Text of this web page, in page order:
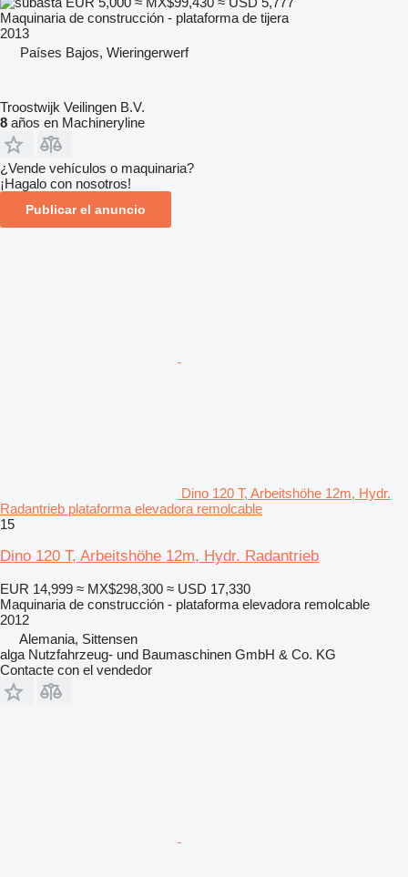
Maquinaria de construcción - plataforma de tijera
2013
Países Bajos, Wieringerwerf
Troostwijk Veilingen B.V.
8 años en Machineryline
¿Vende vehículos o maquinaria?
¡Hagalo con nosotros!
Publicar el anuncio
Dino 120 T, Arbeitshöhe 12m, Hydr.
Radantrieb plataforma elevadora remolcable
15
Dino 120 T, Arbeitshöhe 12m, Hydr. Radantrieb
EUR 14,999 ≈ MX$298,300 ≈ USD 17,330
Maquinaria de construcción - plataforma elevadora remolcable
2012
Alemania, Sittensen
alga Nutzfahrzeug- und Baumaschinen GmbH & Co. KG
Contacte con el vendedor